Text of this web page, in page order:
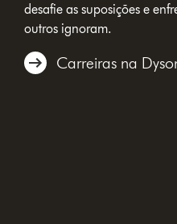
desafie as suposições e
outros ignoram.
Carreiras na